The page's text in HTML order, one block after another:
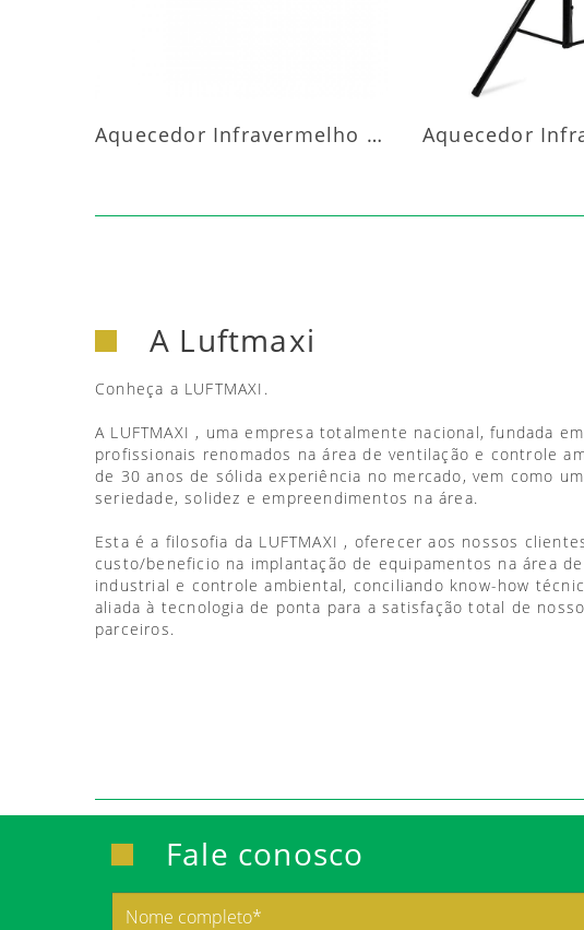
Aquecedor Infravermelho Parede
A Luftmaxi
Conheça a LUFTMAXI.
A LUFTMAXI , uma empresa totalmente nacional, fundada
profissionais renomados na área de ventilação e controle
de 30 anos de sólida experiência no mercado, vem como
seriedade, solidez e empreendimentos na área.
Esta é a filosofia da LUFTMAXI , oferecer aos nossos
custo/beneficio na implantação de equipamentos na área
industrial e controle ambiental, conciliando know-how
aliada à tecnologia de ponta para a satisfação total de
parceiros.
Fale conosco